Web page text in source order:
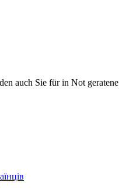
auch Sie für in Not geratene